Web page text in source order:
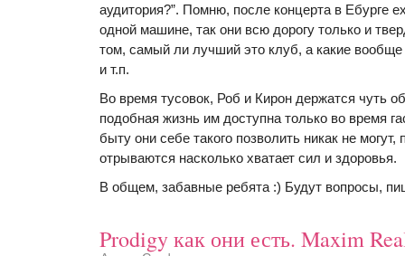
аудитория?”. Помню, после концерта в Ебурге
одной машине, так они всю дорогу только и
том, самый ли лучший это клуб, а какие вообще
и т.п.
Во время тусовок, Роб и Кирон держатся чуть
подобная жизнь им доступна только во время
быту они себе такого позволить никак не
отрываются насколько хватает сил и здоровья.
В общем, забавные ребята :) Будут вопросы,
Prodigy как они есть. Maxim